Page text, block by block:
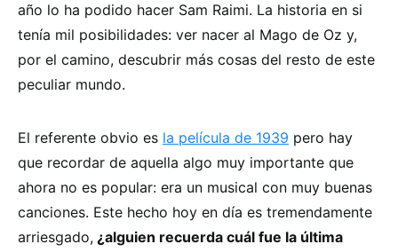
año lo ha podido hacer Sam Raimi. La historia en si
tenía mil posibilidades: ver nacer al Mago de Oz y,
por el camino, descubrir más cosas del resto de este
peculiar mundo.
El referente obvio es la película de 1939 pero hay
que recordar de aquella algo muy importante que
ahora no es popular: era un musical con muy buenas
canciones. Este hecho hoy en día es tremendamente
arriesgado, ¿alguien recuerda cuál fue la última